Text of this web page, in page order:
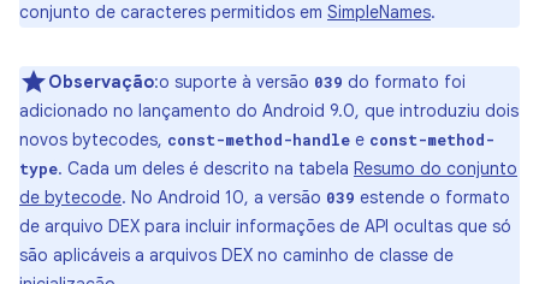
conjunto de caracteres permitidos em SimpleNames.
Observação:o suporte à versão 039 do formato foi
adicionado no lançamento do Android 9.0, que introduziu dois
novos bytecodes, const-method-handle e const-method-
type. Cada um deles é descrito na tabela Resumo do conjunto
de bytecode. No Android 10, a versão 039 estende o formato
de arquivo DEX para incluir informações de API ocultas que só
são aplicáveis a arquivos DEX no caminho de classe de